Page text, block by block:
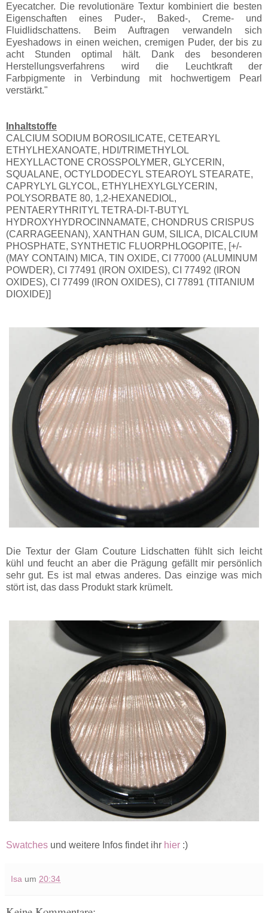
Eyecatcher. Die revolutionäre Textur kombiniert die besten
Eigenschaften eines Puder-, Baked-, Creme- und
Fluidlidschattens. Beim Auftragen verwandeln sich
Eyeshadows in einen weichen, cremigen Puder, der bis zu
acht Stunden optimal hält. Dank des besonderen
Herstellungsverfahrens wird die Leuchtkraft der
Farbpigmente in Verbindung mit hochwertigem Pearl
verstärkt."
Inhaltstoffe
CALCIUM SODIUM BOROSILICATE, CETEARYL
ETHYLHEXANOATE, HDI/TRIMETHYLOL
HEXYLLACTONE CROSSPOLYMER, GLYCERIN,
SQUALANE, OCTYLDODECYL STEAROYL STEARATE,
CAPRYLYL GLYCOL, ETHYLHEXYLGLYCERIN,
POLYSORBATE 80, 1,2-HEXANEDIOL,
PENTAERYTHRITYL TETRA-DI-T-BUTYL
HYDROXYHYDROCINNAMATE, CHONDRUS CRISPUS
(CARRAGEENAN), XANTHAN GUM, SILICA, DICALCIUM
PHOSPHATE, SYNTHETIC FLUORPHLOGOPITE, [+/-
(MAY CONTAIN) MICA, TIN OXIDE, CI 77000 (ALUMINUM
POWDER), CI 77491 (IRON OXIDES), CI 77492 (IRON
OXIDES), CI 77499 (IRON OXIDES), CI 77891 (TITANIUM
DIOXIDE)]
Die Textur der Glam Couture Lidschatten fühlt sich leicht
kühl und feucht an aber die Prägung gefällt mir persönlich
sehr gut. Es ist mal etwas anderes. Das einzige was mich
stört ist, das dass Produkt stark krümelt.
Swatches und weitere Infos findet ihr hier :)
Isa um 20:34